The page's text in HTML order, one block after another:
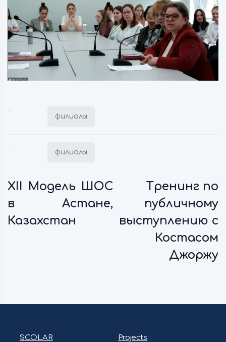
филиалы
филиалы
XII Модель ШОС
в Астане,
Казахстан
Тренинг по
публичному
выступлению с
Костасом
Джоржу
SCOLAR Projects